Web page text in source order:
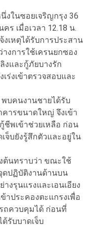
งในซอยเจริญกรุง 36
ร เมื่อเวลา 12.18 น.
เหตุได้รับการประสาน
งการใช้เครนยกซอง
งและกู้ภัยบางรัก
งเข้าตรวจสอบและ
พบคนงานชายได้รับ
คารขนาดใหญ่ จึงเข้า
ชีพเข้าช่วยเหลือ ก่อน
จ็บยังรู้สึกตัวและอยู่ใน
ต้นทราบว่า ขณะใช้
ดปฏิบัติงานด้านบน
งรุนแรงและเอนเอียง
าประคองตะแกรงเพื่อ
ถควบคุมได้ ก่อนที่
รับบาดเจ็บ